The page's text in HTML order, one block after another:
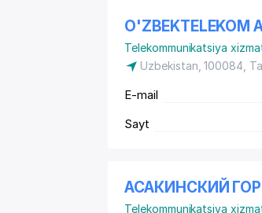
O'ZBEKTELEKOM
Telekommunikatsiya
Uzbekistan, 100084,
E-mail
Sayt
АСАКИНСКИЙ
Telekommunikatsiya